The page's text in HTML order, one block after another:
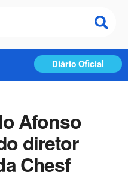
Diário Oficial
Afonso
diretor
Chesf